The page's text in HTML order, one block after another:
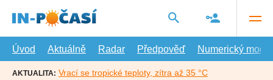
hlavní
Úvod
Aktuálně Radar Předpověď Numerický model
AKTUALITA: Vrací se tropické teploty, zítra až 35 °C